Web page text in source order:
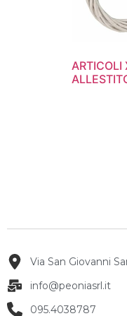
ARTICOLI
Via San Giovanni
info@peoniasrl.it
095.4038787